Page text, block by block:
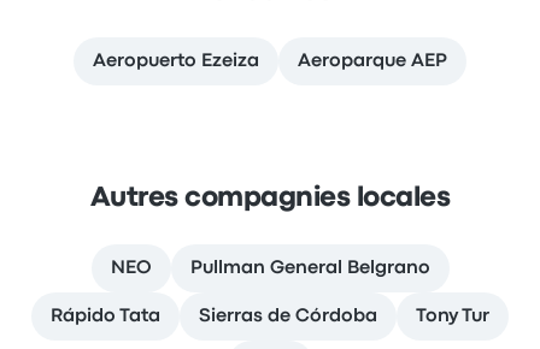
Aeropuerto Ezeiza Aeroparque AEP
Autres compagnies locales
NEO Pullman General Belgrano
Rápido Tata Sierras de Córdoba Tony Tur